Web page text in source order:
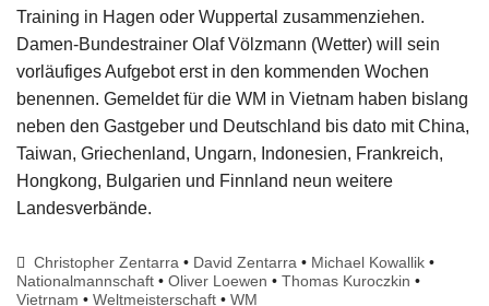
Training in Hagen oder Wuppertal zusammenziehen.
Damen-Bundestrainer Olaf Völzmann (Wetter) will sein
vorläufiges Aufgebot erst in den kommenden Wochen
benennen. Gemeldet für die WM in Vietnam haben bislang
neben den Gastgeber und Deutschland bis dato mit China,
Taiwan, Griechenland, Ungarn, Indonesien, Frankreich,
Hongkong, Bulgarien und Finnland neun weitere
Landesverbände.
Christopher Zentarra • David Zentarra • Michael Kowallik •
Nationalmannschaft • Oliver Loewen • Thomas Kuroczkin •
Vietrnam • Weltmeisterschaft • WM